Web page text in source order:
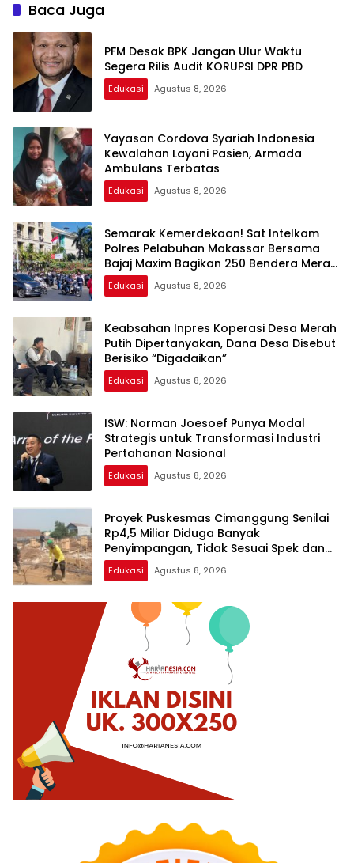
Baca Juga
PFM Desak BPK Jangan Ulur Waktu
Segera Rilis Audit KORUPSI DPR PBD
Edukasi Agustus 8, 2026
Yayasan Cordova Syariah Indonesia
Kewalahan Layani Pasien, Armada
Ambulans Terbatas
Edukasi Agustus 8, 2026
Semarak Kemerdekaan! Sat Intelkam
Polres Pelabuhan Makassar Bersama
Bajaj Maxim Bagikan 250 Bendera Merah
Putih
Edukasi Agustus 8, 2026
Keabsahan Inpres Koperasi Desa Merah
Putih Dipertanyakan, Dana Desa Disebut
Berisiko “Digadaikan”
Edukasi Agustus 8, 2026
ISW: Norman Joesoef Punya Modal
Strategis untuk Transformasi Industri
Pertahanan Nasional
Edukasi Agustus 8, 2026
Proyek Puskesmas Cimanggung Senilai
Rp4,5 Miliar Diduga Banyak
Penyimpangan, Tidak Sesuai Spek dan
Pekerja Abaikan K3
Edukasi Agustus 8, 2026